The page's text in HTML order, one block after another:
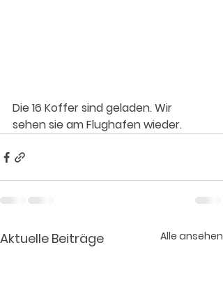
Die 16 Koffer sind geladen. Wir
sehen sie am Flughafen wieder.
Aktuelle Beiträge Alle ansehen